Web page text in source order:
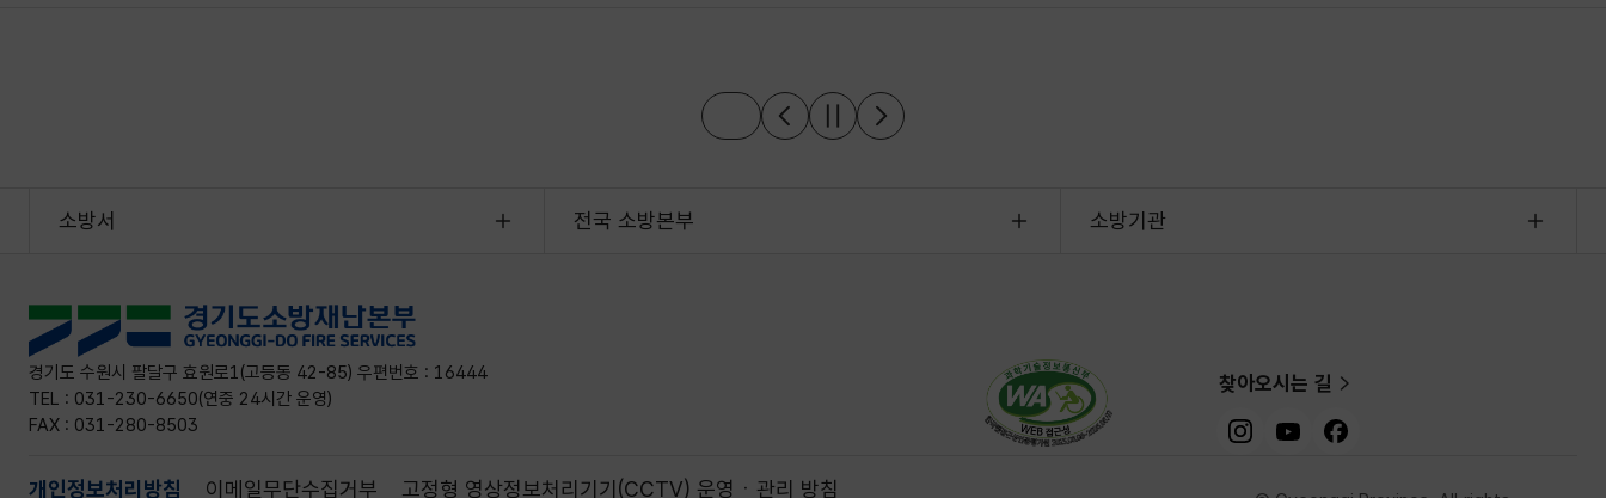
소방서 전국 소방본부 소방기관
경기도 수원시 팔달구 효원로1(고등동 42-85) 우편번호 : 16444
TEL : 031-230-6650(연중 24시간 운영)
FAX : 031-280-8503
찾아오시는 길
인스타그램
유튜브 페이스북
개인정보처리방침 이메일무단수집거부 고정형 영상정보처리기기(CCTV) 운영ㆍ관리 방침